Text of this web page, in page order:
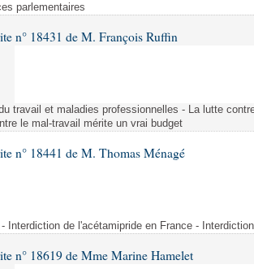
parlementaires
n° 18431 de M. François Ruffin
travail et maladies professionnelles - La lutte
le mal-travail mérite un vrai budget
n° 18441 de M. Thomas Ménagé
Interdiction de l'acétamipride en France -
n° 18619 de Mme Marine Hamelet